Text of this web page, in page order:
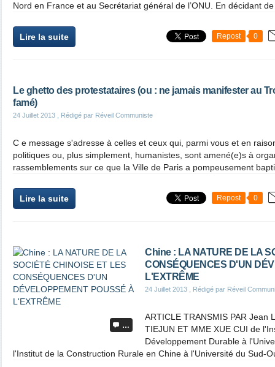
Nord en France et au Secrétariat général de l’ONU. En décidant
Lire la suite Repost 0
Le ghetto des protestataires (ou : ne jamais manifester au
famé)
24 Juillet 2013 , Rédigé par Réveil Communiste
C e message s'adresse à celles et ceux qui, parmi vous et en
politiques ou, plus simplement, humanistes, sont amené(e)s à
rassemblements sur ce que la Ville de Paris a pompeusement
Lire la suite Repost 0
…
Chine : LA NATURE DE LA
CONSÉQUENCES D'UN
L'EXTRÊME
24 Juillet 2013 , Rédigé par Réveil
ARTICLE TRANSMIS PAR Jean
TIEJUN ET MME XUE CUI de
Développement Durable à
l'Institut de la Construction Rurale en Chine à l'Université du Sud-